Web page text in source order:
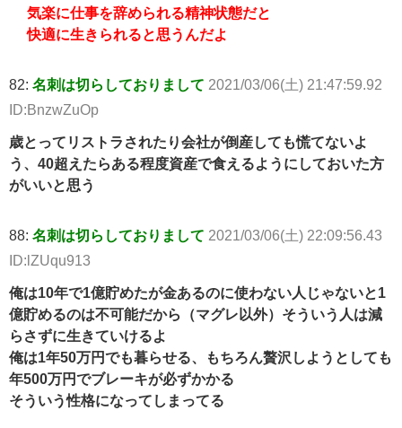
気楽に仕事を辞められる精神状態だと
快適に生きられると思うんだよ
82: 名刺は切らしておりまして 2021/03/06(土) 21:47:59.92
ID:BnzwZuOp
歳とってリストラされたり会社が倒産しても慌てないよ
う、40超えたらある程度資産で食えるようにしておいた方
がいいと思う
88: 名刺は切らしておりまして 2021/03/06(土) 22:09:56.43
ID:lZUqu913
俺は10年で1億貯めたが金あるのに使わない人じゃないと1
億貯めるのは不可能だから（マグレ以外）そういう人は減
らさずに生きていけるよ
俺は1年50万円でも暮らせる、もちろん贅沢しようとしても
年500万円でブレーキが必ずかかる
そういう性格になってしまってる